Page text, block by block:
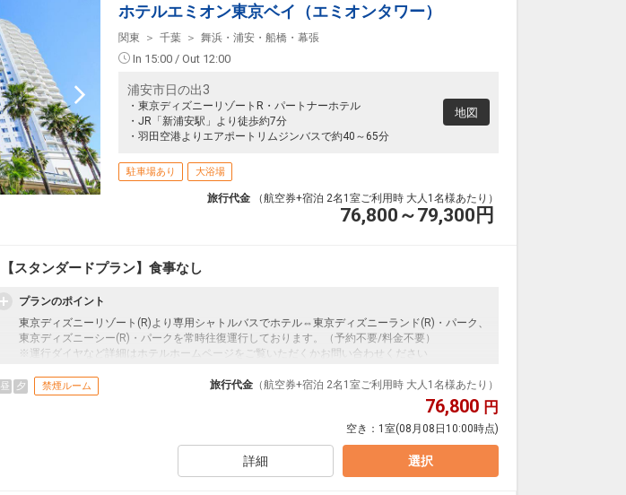
ホテルエミオン東京ベイ（エミオンタワー）
関東 千葉 舞浜・浦安・船橋・幕張
In 15:00 / Out 12:00
浦安市日の出3
・東京ディズニーリゾートR・パートナーホテル
・JR「新浦安駅」より徒歩約7分
・羽田空港よりエアポートリムジンバスで約40～65分
地図
駐車場あり 大浴場
旅行代金 （航空券+宿泊 2名1室ご利用時 大人1名様あたり）
76,800～79,300 円
【スタンダードプラン】食事なし
プランのポイント
東京ディズニーリゾート(R)より専用シャトルバスでホテル⇔東京ディズニーランド(R)・パーク、
東京ディズニーシー(R)・パークを常時往復運行しております。（予約不要/料金不要）
※運行ダイヤなど詳細はホテルホームページをご覧いただくかお問い合わせください
往復の航空券と宿泊がセットになったスタンダードな＜食事無し＞プランです。フライトと宿泊
を自由に組み合わせできるダイナミックパッケージだから、一都市滞在はもちろん周遊旅行にも
フライトは、安心のJAL（またはJALグループ）確約！フライトマイル50%貯まります。
昼 夕 禁煙ルーム 旅行代金 （航空券+宿泊 2名1室ご利用時 大人1名様あたり）
76,800 円
空き： 1室(08月08日10:00時点)
詳細 選択